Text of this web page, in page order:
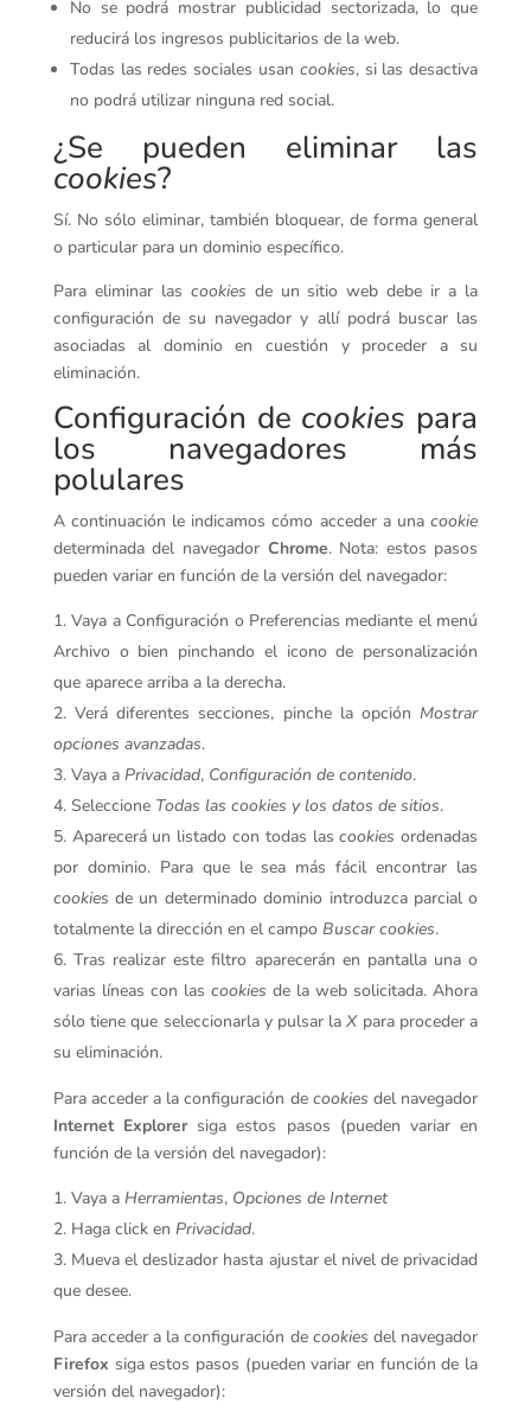
No se podrá mostrar publicidad sectorizada, lo que
reducirá los ingresos publicitarios de la web.
Todas las redes sociales usan cookies, si las desactiva
no podrá utilizar ninguna red social.
¿Se pueden eliminar las
cookies?
Sí. No sólo eliminar, también bloquear, de forma general
o particular para un dominio específico.
Para eliminar las cookies de un sitio web debe ir a la
configuración de su navegador y allí podrá buscar las
asociadas al dominio en cuestión y proceder a su
eliminación.
Configuración de cookies para
los navegadores más
polulares
A continuación le indicamos cómo acceder a unacookie
determinada del navegador Chrome. Nota: estos pasos
pueden variar en función de la versión del navegador:
Vaya a Configuración o Preferencias mediante el menú
Archivo o bien pinchando el icono de personalización
que aparece arriba a la derecha.
Verá diferentes secciones, pinche la opciónMostrar
opciones avanzadas.
Vaya a Privacidad, Configuración de contenido.
Seleccione Todas las cookies y los datos de sitios.
Aparecerá un listado con todas lascookies ordenadas
por dominio. Para que le sea más fácil encontrar las
cookies de un determinado dominio introduzca parcial o
totalmente la dirección en el campo Buscar cookies.
Tras realizar este filtro aparecerán en pantalla una o
varias líneas con las cookies de la web solicitada. Ahora
sólo tiene que seleccionarla y pulsar laXpara proceder a
su eliminación.
Para acceder a la configuración de cookies del navegador
Internet Explorersiga estos pasos (pueden variar en
función de la versión del navegador):
Vaya a Herramientas, Opciones de Internet
Haga click en Privacidad.
Mueva el deslizador hasta ajustar el nivel de privacidad
que desee.
Para acceder a la configuración de cookies del navegador
Firefox siga estos pasos (pueden variar en función de la
versión del navegador):